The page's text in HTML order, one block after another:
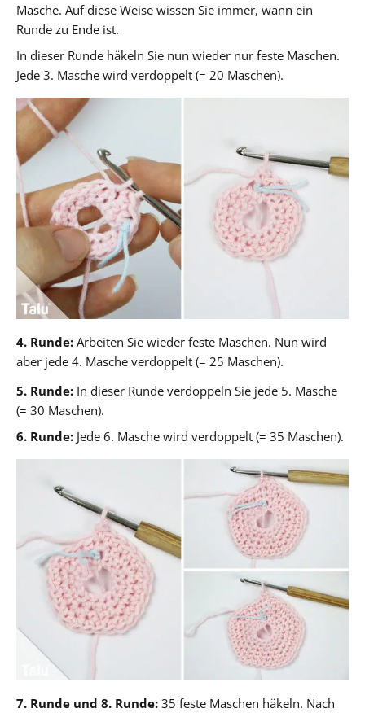
Masche. Auf diese Weise wissen Sie immer, wann ein
Runde zu Ende ist.
In dieser Runde häkeln Sie nun wieder nur feste Maschen.
Jede 3. Masche wird verdoppelt (= 20 Maschen).
4. Runde: Arbeiten Sie wieder feste Maschen. Nun wird
aber jede 4. Masche verdoppelt (= 25 Maschen).
5. Runde: In dieser Runde verdoppeln Sie jede 5. Masche
(= 30 Maschen).
6. Runde: Jede 6. Masche wird verdoppelt (= 35 Maschen).
7. Runde und 8. Runde: 35 feste Maschen häkeln. Nach